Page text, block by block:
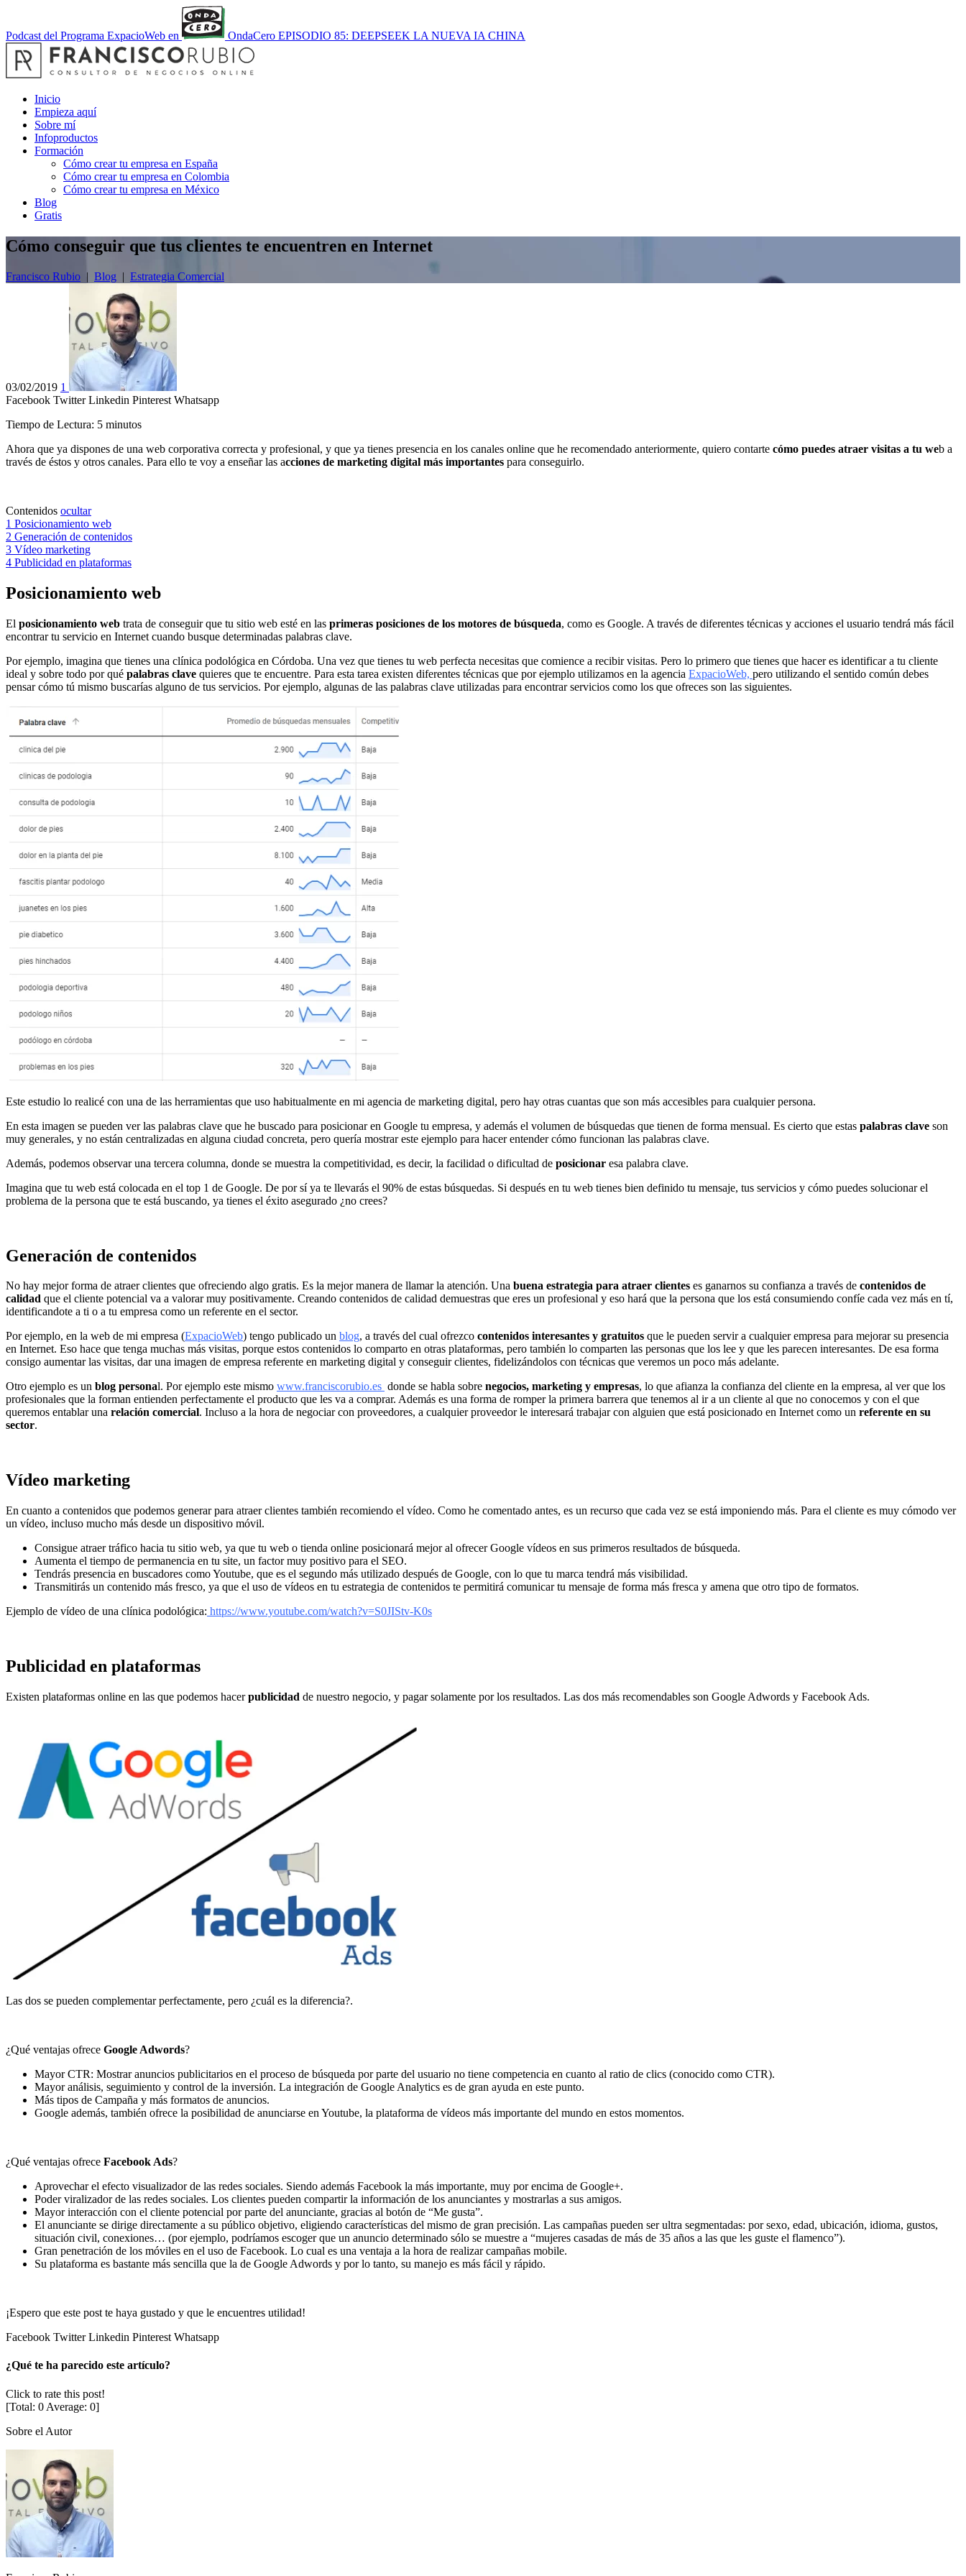
Podcast del Programa ExpacioWeb en OndaCero EPISODIO 85: DEEPSEEK LA NUEVA IA CHINA
Inicio
Empieza aquí
Sobre mí
Infoproductos
Formación
Cómo crear tu empresa en España
Cómo crear tu empresa en Colombia
Cómo crear tu empresa en México
Blog
Gratis
Cómo conseguir que tus clientes te encuentren en Internet
Francisco Rubio | Blog | Estrategia Comercial
03/02/2019 1
Facebook Twitter Linkedin Pinterest Whatsapp
Tiempo de Lectura: 5 minutos
Ahora que ya dispones de una web corporativa correcta y profesional, y que ya tienes presencia en los canales online que he recomendado anteriormente, quiero contarte cómo puedes atraer visitas a tu web a
través de éstos y otros canales. Para ello te voy a enseñar las acciones de marketing digital más importantes para conseguirlo.
Contenidos ocultar
1 Posicionamiento web
2 Generación de contenidos
3 Vídeo marketing
4 Publicidad en plataformas
Posicionamiento web
El posicionamiento web trata de conseguir que tu sitio web esté en las primeras posiciones de los motores de búsqueda, como es Google. A través de diferentes técnicas y acciones el usuario tendrá más fácil
encontrar tu servicio en Internet cuando busque determinadas palabras clave.
Por ejemplo, imagina que tienes una clínica podológica en Córdoba. Una vez que tienes tu web perfecta necesitas que comience a recibir visitas. Pero lo primero que tienes que hacer es identificar a tu cliente
ideal y sobre todo por qué palabras clave quieres que te encuentre. Para esta tarea existen diferentes técnicas que por ejemplo utilizamos en la agencia ExpacioWeb, pero utilizando el sentido común debes
pensar cómo tú mismo buscarías alguno de tus servicios. Por ejemplo, algunas de las palabras clave utilizadas para encontrar servicios como los que ofreces son las siguientes.
Este estudio lo realicé con una de las herramientas que uso habitualmente en mi agencia de marketing digital, pero hay otras cuantas que son más accesibles para cualquier persona.
En esta imagen se pueden ver las palabras clave que he buscado para posicionar en Google tu empresa, y además el volumen de búsquedas que tienen de forma mensual. Es cierto que estas palabras clave son
muy generales, y no están centralizadas en alguna ciudad concreta, pero quería mostrar este ejemplo para hacer entender cómo funcionan las palabras clave.
Además, podemos observar una tercera columna, donde se muestra la competitividad, es decir, la facilidad o dificultad de posicionar esa palabra clave.
Imagina que tu web está colocada en el top 1 de Google. De por sí ya te llevarás el 90% de estas búsquedas. Si después en tu web tienes bien definido tu mensaje, tus servicios y cómo puedes solucionar el
problema de la persona que te está buscando, ya tienes el éxito asegurado ¿no crees?
Generación de contenidos
No hay mejor forma de atraer clientes que ofreciendo algo gratis. Es la mejor manera de llamar la atención. Una buena estrategia para atraer clientes es ganarnos su confianza a través de contenidos de
calidad que el cliente potencial va a valorar muy positivamente. Creando contenidos de calidad demuestras que eres un profesional y eso hará que la persona que los está consumiendo confíe cada vez más en tí,
identificandote a ti o a tu empresa como un referente en el sector.
Por ejemplo, en la web de mi empresa (ExpacioWeb) tengo publicado un blog, a través del cual ofrezco contenidos interesantes y gratuitos que le pueden servir a cualquier empresa para mejorar su presencia
en Internet. Eso hace que tenga muchas más visitas, porque estos contenidos lo comparto en otras plataformas, pero también lo comparten las personas que los lee y que les parecen interesantes. De esa forma
consigo aumentar las visitas, dar una imagen de empresa referente en marketing digital y conseguir clientes, fidelizándolos con técnicas que veremos un poco más adelante.
Otro ejemplo es un blog personal. Por ejemplo este mismo www.franciscorubio.es donde se habla sobre negocios, marketing y empresas, lo que afianza la confianza del cliente en la empresa, al ver que los
profesionales que la forman entienden perfectamente el producto que les va a comprar. Además es una forma de romper la primera barrera que tenemos al ir a un cliente al que no conocemos y con el que
queremos entablar una relación comercial. Incluso a la hora de negociar con proveedores, a cualquier proveedor le interesará trabajar con alguien que está posicionado en Internet como un referente en su
sector.
Vídeo marketing
En cuanto a contenidos que podemos generar para atraer clientes también recomiendo el vídeo. Como he comentado antes, es un recurso que cada vez se está imponiendo más. Para el cliente es muy cómodo ver
un vídeo, incluso mucho más desde un dispositivo móvil.
Consigue atraer tráfico hacia tu sitio web, ya que tu web o tienda online posicionará mejor al ofrecer Google vídeos en sus primeros resultados de búsqueda.
Aumenta el tiempo de permanencia en tu site, un factor muy positivo para el SEO.
Tendrás presencia en buscadores como Youtube, que es el segundo más utilizado después de Google, con lo que tu marca tendrá más visibilidad.
Transmitirás un contenido más fresco, ya que el uso de vídeos en tu estrategia de contenidos te permitirá comunicar tu mensaje de forma más fresca y amena que otro tipo de formatos.
Ejemplo de vídeo de una clínica podológica: https://www.youtube.com/watch?v=S0JIStv-K0s
Publicidad en plataformas
Existen plataformas online en las que podemos hacerpublicidad de nuestro negocio, y pagar solamente por los resultados. Las dos más recomendables son Google Adwords y Facebook Ads.
Las dos se pueden complementar perfectamente, pero ¿cuál es la diferencia?.
¿Qué ventajas ofrece Google Adwords?
Mayor CTR: Mostrar anuncios publicitarios en el proceso de búsqueda por parte del usuario no tiene competencia en cuanto al ratio de clics (conocido como CTR).
Mayor análisis, seguimiento y control de la inversión. La integración de Google Analytics es de gran ayuda en este punto.
Más tipos de Campaña y más formatos de anuncios.
Google además, también ofrece la posibilidad de anunciarse en Youtube, la plataforma de vídeos más importante del mundo en estos momentos.
¿Qué ventajas ofrece Facebook Ads?
Aprovechar el efecto visualizador de las redes sociales. Siendo además Facebook la más importante, muy por encima de Google+.
Poder viralizador de las redes sociales. Los clientes pueden compartir la información de los anunciantes y mostrarlas a sus amigos.
Mayor interacción con el cliente potencial por parte del anunciante, gracias al botón de “Me gusta”.
El anunciante se dirige directamente a su público objetivo, eligiendo características del mismo de gran precisión. Las campañas pueden ser ultra segmentadas: por sexo, edad, ubicación, idioma, gustos,
situación civil, conexiones… (por ejemplo, podríamos escoger que un anuncio determinado sólo se muestre a “mujeres casadas de más de 35 años a las que les guste el flamenco”).
Gran penetración de los móviles en el uso de Facebook. Lo cual es una ventaja a la hora de realizar campañas mobile.
Su plataforma es bastante más sencilla que la de Google Adwords y por lo tanto, su manejo es más fácil y rápido.
¡Espero que este post te haya gustado y que le encuentres utilidad!
Facebook Twitter Linkedin Pinterest Whatsapp
¿Qué te ha parecido este artículo?
Click to rate this post!
[Total: 0 Average: 0]
Sobre el Autor